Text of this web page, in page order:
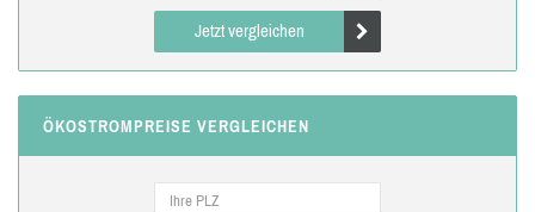
Jetzt vergleichen
ÖKOSTROMPREISE VERGLEICHEN